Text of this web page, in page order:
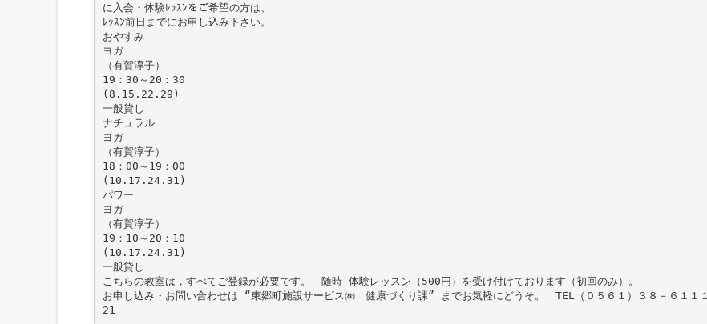
に入会・体験ﾚｯｽﾝをご希望の方は、
ﾚｯｽﾝ前日までにお申し込み下さい。
おやすみ
ヨガ
（有賀淳子）
19：30～20：30
(8.15.22.29)
一般貸し
ナチュラル
ヨガ
（有賀淳子）
18：00～19：00
(10.17.24.31)
パワー
ヨガ
（有賀淳子）
19：10～20：10
(10.17.24.31)
一般貸し
こちらの教室は，すべてご登録が必要です。 随時 体験レッスン（500円）を受け付けております（初回のみ）。
お申し込み・お問い合わせは “東郷町施設サービス㈱ 健康づくり課” までお気軽にどうそ。 TEL（０５６１）３８－６１１１